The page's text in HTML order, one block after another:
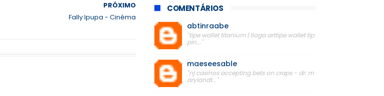
PRÓXIMO
Fally Ipupa - Cinéma
COMENTÁRIOS
abtinraabe
"tipe wallet titanium | tioga arttipe wallet tip
pin..."
maeseesable
"nj casinos accepting bets on craps - dr. m
arylandt..."